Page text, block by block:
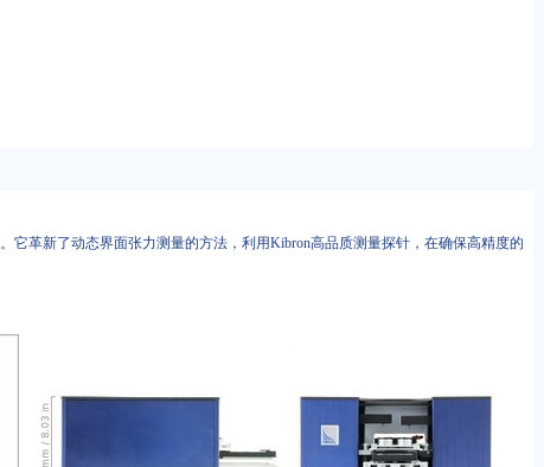
。它革新了动态界面张力测量的方法，利用Kibron高品质测量探针，在确保高精度的